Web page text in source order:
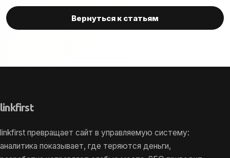
Вернуться к статьям
linkfirst
linkfirst превращает сайт в управляемую систему:
аналитика показывает, где теряются деньги,